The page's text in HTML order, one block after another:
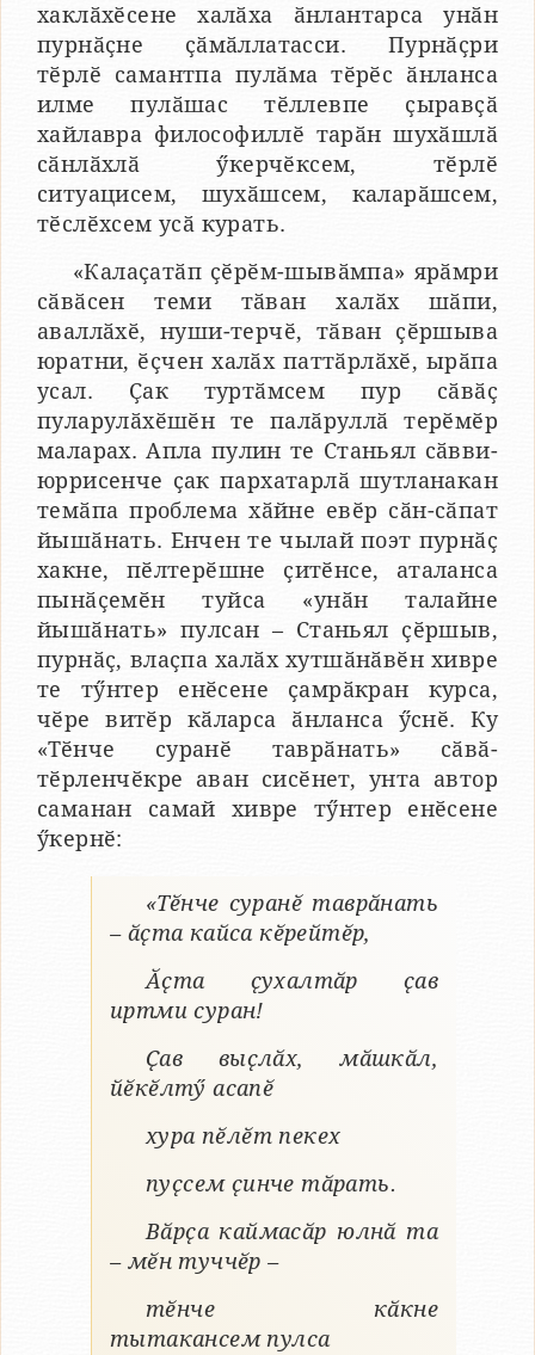
хаклӑхӗсене халӑха ӑнлантарса унӑн
пурнӑҫне ҫӑмӑллатасси. Пурнӑҫри
тӗрлӗ самантпа пулӑма тӗрӗс ӑнланса
илме пулӑшас тӗллевпе ҫыравҫӑ
хайлавра философиллӗ тарӑн шухӑшлӑ
сӑнлӑхлӑ ӳкерчӗксем, тӗрлӗ
ситуацисем, шухӑшсем, каларӑшсем,
тӗслӗхсем усӑ курать.
«Калаҫатӑп ҫӗрӗм-шывӑмпа» ярӑмри
сӑвӑсен теми тӑван халӑх шӑпи,
аваллӑхӗ, нуши-терчӗ, тӑван ҫӗршыва
юратни, ӗҫчен халӑх паттӑрлӑхӗ, ырӑпа
усал. Ҫак туртӑмсем пур сӑвӑҫ
пуларулӑхӗшӗн те палӑруллӑ терӗмӗр
маларах. Апла пулин те Станьял сӑвви-
юррисенче ҫак пархатарлӑ шутланакан
темӑпа проблема хӑйне евӗр сӑн-сӑпат
йышӑнать. Енчен те чылай поэт пурнӑҫ
хакне, пӗлтерӗшне ҫитӗнсе, аталанса
пынӑҫемӗн туйса «унӑн талайне
йышӑнать» пулсан – Станьял ҫӗршыв,
пурнӑҫ, влаҫпа халӑх хутшӑнӑвӗн хивре
те тӳнтер енӗсене ҫамрӑкран курса,
чӗре витӗр кӑларса ӑнланса ӳснӗ. Ку
«Тӗнче суранӗ таврӑнать» сӑвӑ-
тӗрленчӗкре аван сисӗнет, унта автор
саманан самай хивре тӳнтер енӗсене
ӳкернӗ:
«Тӗнче суранӗ таврӑнать
– ӑҫта кайса кӗрейтӗр,
Ӑҫта ҫухалтӑр ҫав
иртми суран!
Ҫав выҫлӑх, мӑшкӑл,
йӗкӗлтӳ асапӗ
хура пӗлӗт пекех
пуҫсем ҫинче тӑрать.
Вӑрҫа каймасӑр юлнӑ та
– мӗн туччӗр –
тӗнче кӑкне
тытакансем пулса